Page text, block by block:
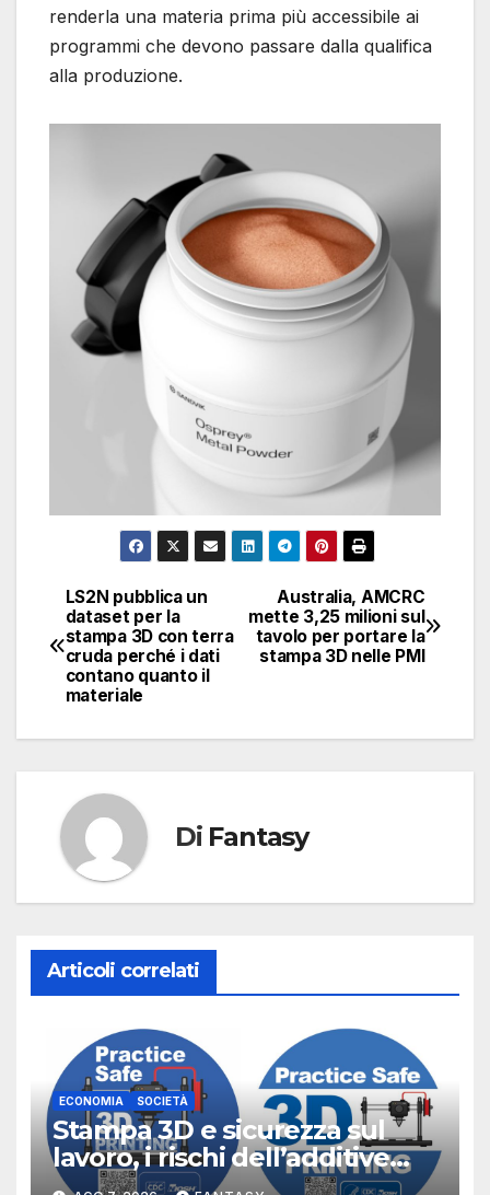
renderla una materia prima più accessibile ai
programmi che devono passare dalla qualifica
alla produzione.
Navigazione
articoli
Australia, AMCRC
mette 3,25 milioni sul
tavolo per portare la
stampa 3D nelle PMI
LS2N pubblica un
dataset per la
stampa 3D con terra
cruda perché i dati
contano quanto il
materiale
Di Fantasy
Articoli correlati
ECONOMIA SOCIETÀ
Stampa 3D e sicurezza sul
lavoro, i rischi dell’additive
manufacturing secondo